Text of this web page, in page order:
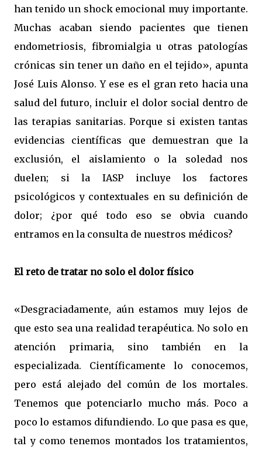
han tenido un shock emocional muy importante.
Muchas acaban siendo pacientes que tienen
endometriosis, fibromialgia u otras patologías
crónicas sin tener un daño en el tejido», apunta
José Luis Alonso. Y ese es el gran reto hacia una
salud del futuro, incluir el dolor social dentro de
las terapias sanitarias. Porque si existen tantas
evidencias científicas que demuestran que la
exclusión, el aislamiento o la soledad nos
duelen; si la IASP incluye los factores
psicológicos y contextuales en su definición de
dolor; ¿por qué todo eso se obvia cuando
entramos en la consulta de nuestros médicos?
El reto de tratar no solo el dolor físico
«Desgraciadamente, aún estamos muy lejos de
que esto sea una realidad terapéutica. No solo en
atención primaria, sino también en la
especializada. Científicamente lo conocemos,
pero está alejado del común de los mortales.
Tenemos que potenciarlo mucho más. Poco a
poco lo estamos difundiendo. Lo que pasa es que,
tal y como tenemos montados los tratamientos,